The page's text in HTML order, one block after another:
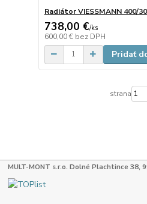
Radiátor VIESSMANN 400/
738,00 €/ks
600,00 € bez DPH
Pridať
strana
MULT-MONT s.r.o. Dolné Plachtince 38,